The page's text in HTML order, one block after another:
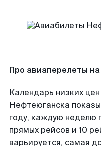
Про авиаперелеты
Календарь низких
Нефтеюганска
году, каждую неделю
прямых рейсов и 10
варьируется, самая